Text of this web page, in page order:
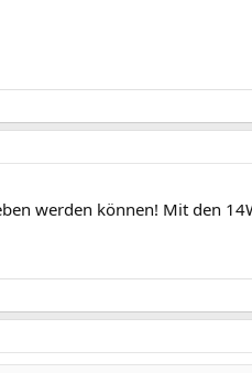
werden können! Mit den